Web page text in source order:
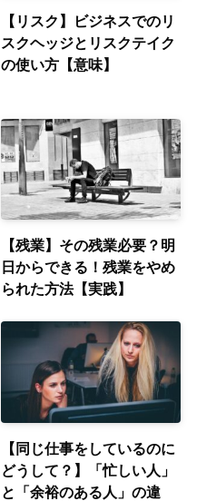
【リスク】ビジネスでのリ
スクヘッジとリスクテイク
の使い方【意味】
【残業】その残業必要？明
日からできる！残業をやめ
られた方法【実践】
【同じ仕事をしているのに
どうして？】「忙しい人」
と「余裕のある人」の違